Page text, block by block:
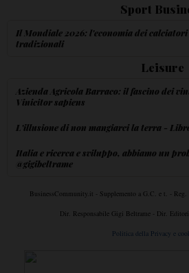
Sport
Il Mondiale 2026: l'economia dei
tradizionali
Leisure
Azienda Agricola Barraco: il fascino dei
Vinicitor sapiens
L'illusione di non mangiarci la terra -
Italia e ricerca e sviluppo, abbiamo un
@gigibeltrame
BusinessCommunity.it - Supplemento a G.C. e t. -
Dir. Responsabile Gigi Beltrame - Dir.
Politica della Privacy e